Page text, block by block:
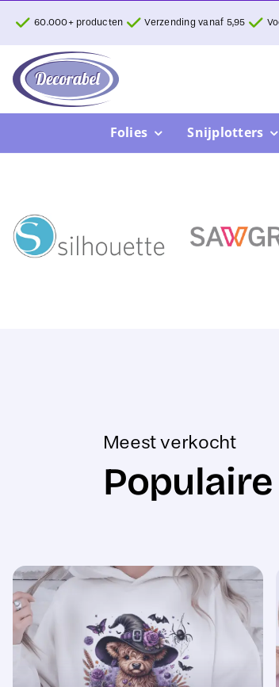
inhoud
60.000+ producten Verzending vanaf 5,95
Folies Snijplotters
Meest verkocht